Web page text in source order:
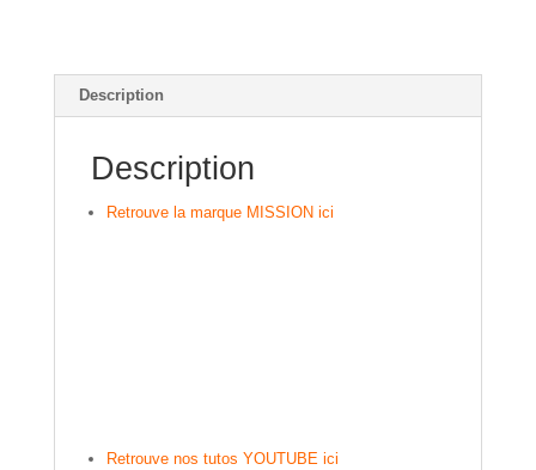
Description
Description
Retrouve la marque MISSION ici
Retrouve nos tutos YOUTUBE ici